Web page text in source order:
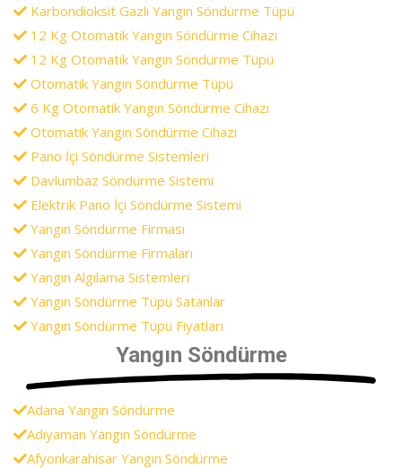
Karbondioksit Gazlı Yangın Söndürme Tüpü
12 Kg Otomatik Yangın Söndürme Cihazı
12 Kg Otomatik Yangın Söndürme Tüpü
Otomatik Yangın Söndürme Tüpü
6 Kg Otomatik Yangın Söndürme Cihazı
Otomatik Yangın Söndürme Cihazı
Pano İçi Söndürme Sistemleri
Davlumbaz Söndürme Sistemi
Elektrik Pano İçi Söndürme Sistemi
Yangın Söndürme Firması
Yangın Söndürme Firmaları
Yangın Algılama Sistemleri
Yangın Söndürme Tüpü Satanlar
Yangın Söndürme Tüpü Fiyatları
Yangın Söndürme
Adana Yangın Söndürme
Adıyaman Yangın Söndürme
Afyonkarahisar Yangın Söndürme